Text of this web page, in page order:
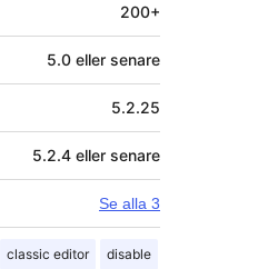
200+
5.0 eller senare
5.2.25
5.2.4 eller senare
Se alla 3
classic editor disable